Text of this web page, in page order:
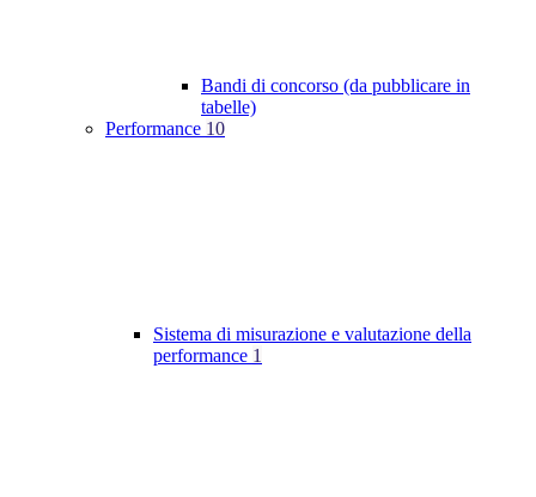
Bandi di concorso (da pubblicare in
tabelle)
Performance 10
Sistema di misurazione e valutazione della
performance 1